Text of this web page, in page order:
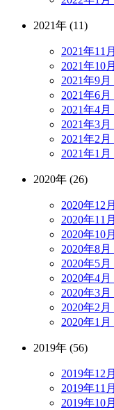
2021年 (11)
2021年11
2021年10
2021年9月
2021年6月
2021年4月
2021年3月
2021年2月
2021年1月
2020年 (26)
2020年12
2020年11
2020年10
2020年8月
2020年5月
2020年4月
2020年3月
2020年2月
2020年1月
2019年 (56)
2019年12
2019年11
2019年10